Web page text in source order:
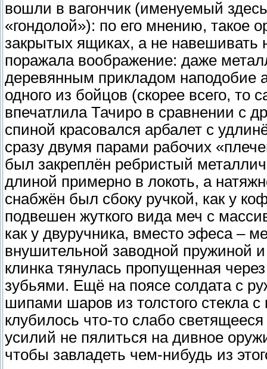
вошли в вагончик (именуемый
«гондолой»): по его мнению, такое
закрытых ящиках, а не навешивать
поражала воображение: даже
деревянным прикладом наподобие
одного из бойцов (скорее всего,
впечатлила Тачиро в сравнении с
спиной красовался арбалет с
сразу двумя парами рабочих
был закреплён ребристый
длиной примерно в локоть, а
снабжён был сбоку ручкой, как у
подвешен жуткого вида меч с
как у двуручника, вместо эфеса –
внушительной заводной пружиной
клинка тянулась пропущенная
зубьями. Ещё на поясе солдата с
шипами шаров из толстого стекла с
клубилось что-то слабо
усилий не пялиться на дивное
чтобы завладеть чем-нибудь из